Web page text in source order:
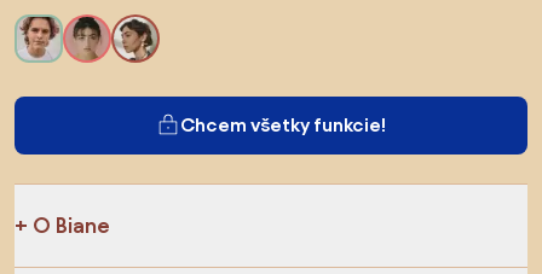
Chcem všetky funkcie!
O Biane